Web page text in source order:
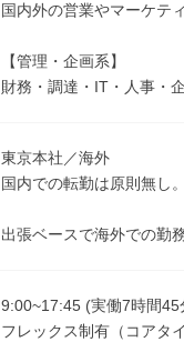
国内外の営業やマーケテ
【管理・企画系】
財務・調達・IT・人事・
東京本社／海外
国内での転勤は原則無し
出張ベースで海外での勤
9:00~17:45 (実働7時間45
フレックス制有（コアタ